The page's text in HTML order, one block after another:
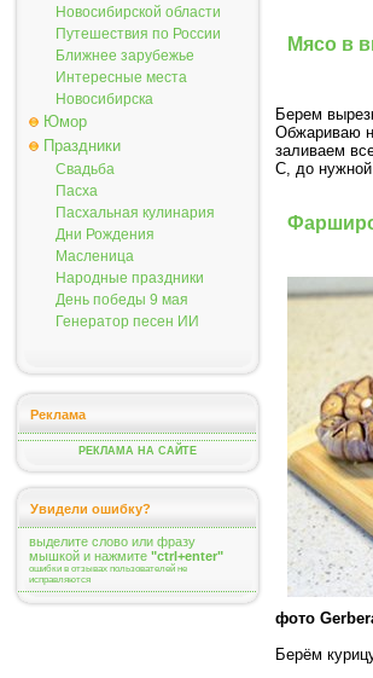
Новосибирской области
Путешествия по России
Ближнее зарубежье
Интересные места
Новосибирска
Юмор
Праздники
Свадьба
Пасха
Пасхальная кулинария
Дни Рождения
Масленица
Народные праздники
День победы 9 мая
Генератор песен ИИ
Реклама
РЕКЛАМА НА САЙТЕ
Увидели ошибку?
выделите слово или фразу
мышкой и нажмите "ctrl+enter"
ошибки в отзывах пользователей не
исправляются
Мясо в
Берем
Обжариваю
заливаем
С, до нужной
фото
Берём